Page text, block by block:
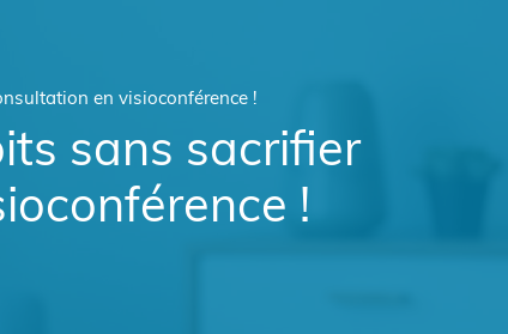
en visioconférence !
sans sacrifier
!